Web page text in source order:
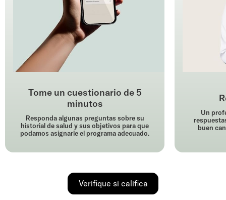
Tome un cuestionario de 5
minutos
Responda algunas preguntas sobre su
historial de salud y sus objetivos para que
podamos asignarle el programa adecuado.
Un
buen
Verifique si califica